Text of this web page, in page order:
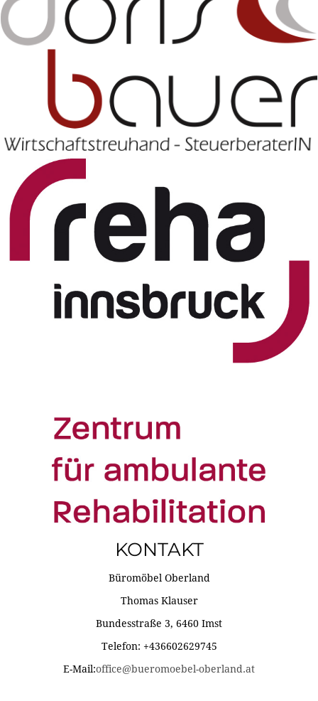
KONTAKT
Büromöbel Oberland
Thomas Klauser
Bundesstraße 3, 6460 Imst
Telefon: +436602629745
E-Mail:office@bueromoebel-oberland.at